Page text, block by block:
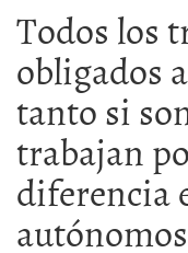
Todos los
obligados
tanto si
trabajan
diferencia